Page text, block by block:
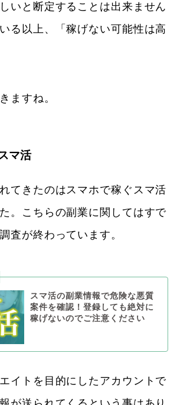
いと断定することは出来ません
る以上、「稼げない可能性は高
ますね。
マ活
てきたのはスマホで稼ぐスマ活
。こちらの副業に関してはすで
査が終わっています。
スマ活の副業情報で危険な悪質
案件を確認！登録しても絶対に
稼げないのでご注意ください
イトを目的にしたアカウントで